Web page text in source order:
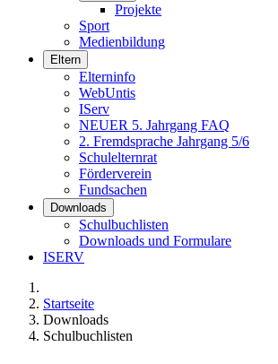
Projekte
Sport
Medienbildung
Eltern
Elterninfo
WebUntis
IServ
NEUER 5. Jahrgang FAQ
2. Fremdsprache Jahrgang 5/6
Schulelternrat
Förderverein
Fundsachen
Downloads
Schulbuchlisten
Downloads und Formulare
ISERV
Startseite
Downloads
Schulbuchlisten